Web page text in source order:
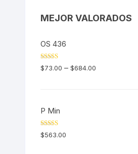
MEJOR VALORADOS
OS 436
Valorado en
5.00de 5
$73.00 – $684.00
P Min
Valorado en
5.00de 5
$563.00